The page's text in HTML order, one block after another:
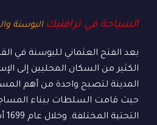
السياحة في ترافنيك البوسنة
بعد الفتح العثماني للبوسنة في
الكثير من السكان المحليين إلى
المدينة لتصبح واحدة من أهم
حيث قامت السلطات ببناء